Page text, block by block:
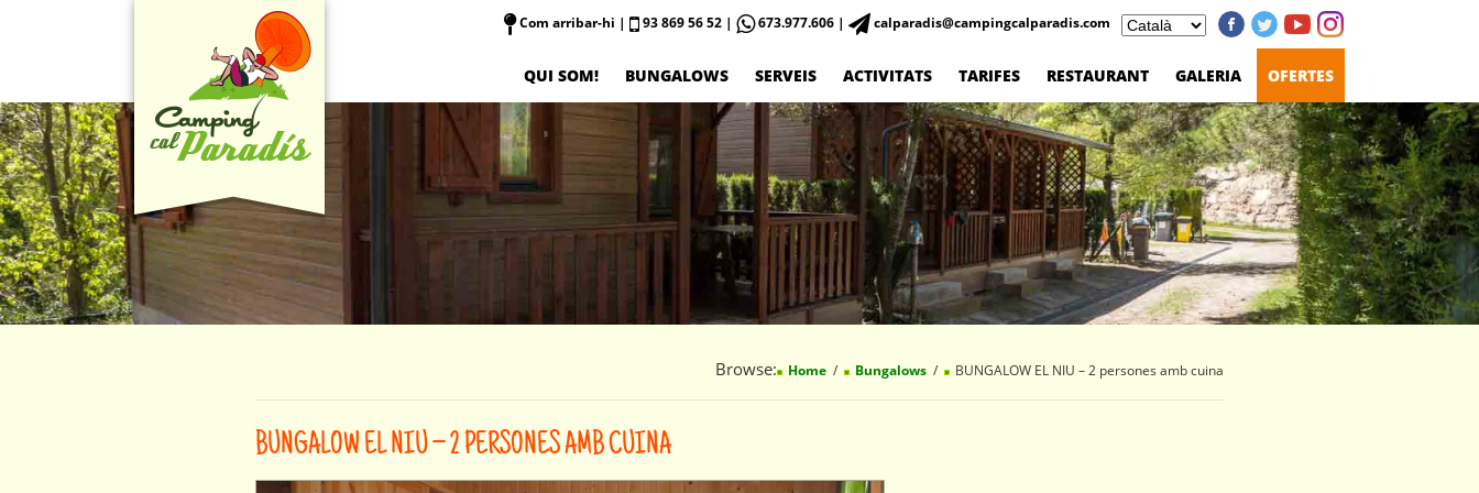
Com arribar-hi | 93 869 56 52 | 673.977.606 | calparadis@campingcalparadis.com
QUI SOM! BUNGALOWS SERVEIS ACTIVITATS TARIFES RESTAURANT GALERIA OFERTES
Browse: Home Bungalows BUNGALOW EL NIU – 2 persones amb cuina
BUNGALOW EL NIU – 2 PERSONES AMB CUINA